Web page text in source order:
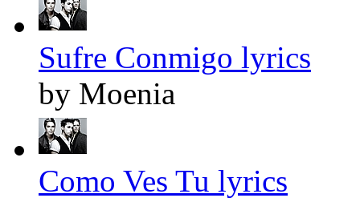
Sufre Conmigo lyrics
by Moenia
Como Ves Tu lyrics